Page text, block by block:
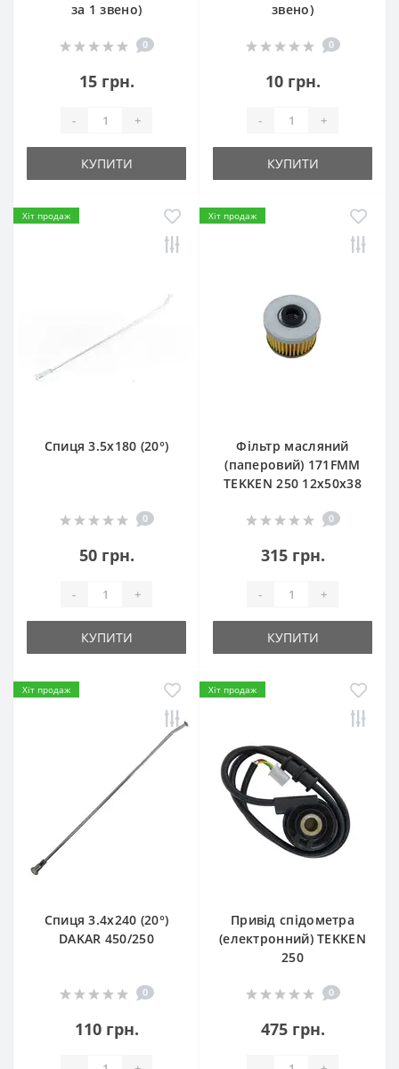
за 1 звено)
0
15 грн.
- +
КУПИТИ
звено)
0
10 грн.
- +
КУПИТИ
Хіт продаж
Спиця 3.5х180 (20°)
0
50 грн.
- +
КУПИТИ
Хіт продаж
Фільтр масляний
(паперовий) 171FMM
TEKKEN 250 12х50х38
0
315 грн.
- +
КУПИТИ
Хіт продаж
Спиця 3.4х240 (20°)
DAKAR 450/250
0
110 грн.
Хіт продаж
Привід спідометра
(електронний) TEKKEN
250
0
475 грн.